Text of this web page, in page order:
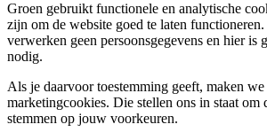
Groen gebruikt functionele en analytische
zijn om de website goed te laten
verwerken geen persoonsgegevens en hier is
nodig.
Als je daarvoor toestemming geeft, maken
marketingcookies. Die stellen ons in staat om
stemmen op jouw voorkeuren.